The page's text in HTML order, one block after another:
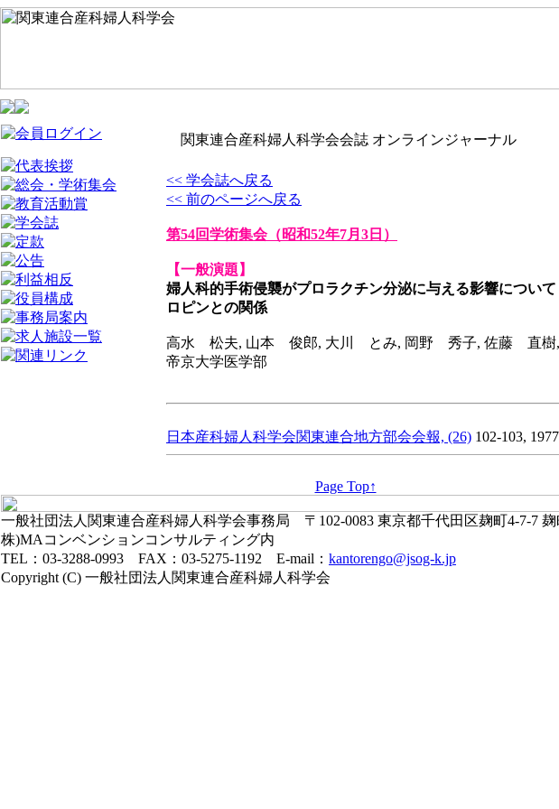
関東連合産科婦人科学会会誌 オンラインジャーナル
<< 学会誌へ戻る
<< 前のページへ戻る
第54回学術集会（昭和52年7月3日）
【一般演題】
婦人科的手術侵襲がプロラクチン分泌に与える影響につい
ロピンとの関係
高水 松夫, 山本 俊郎, 大川 とみ, 岡野 秀子, 佐藤 直
帝京大学医学部
日本産科婦人科学会関東連合地方部会会報, (26) 102-103, 1977
Page Top↑
一般社団法人関東連合産科婦人科学会事務局 〒102-0083 東京都千代田区麹町4-7-7
株)MAコンベンションコンサルティング内
TEL：03-3288-0993 FAX：03-5275-1192 E-mail： kantorengo@jsog-k.jp
Copyright (C) 一般社団法人関東連合産科婦人科学会